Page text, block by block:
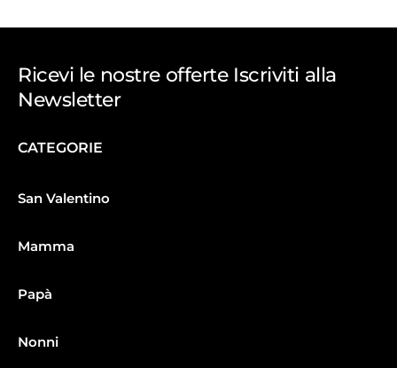
Ricevi le nostre offerte Iscriviti alla
Newsletter
CATEGORIE
San Valentino
Mamma
Papà
Nonni